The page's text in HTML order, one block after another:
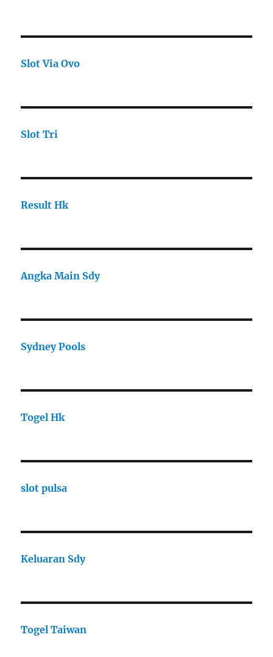
Slot Via Ovo
Slot Tri
Result Hk
Angka Main Sdy
Sydney Pools
Togel Hk
slot pulsa
Keluaran Sdy
Togel Taiwan